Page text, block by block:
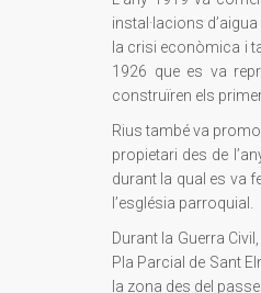
instal·lacions
la crisi econòmica i
1926 que es va
construïren els
Rius també va
propietari des de
durant la qual es va
l’església parroquial.
Durant la Guerra
Pla Parcial de Sant
la zona des del